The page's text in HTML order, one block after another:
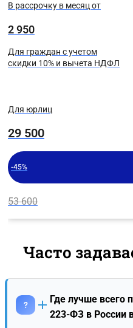
В рассрочку в месяц от
2 950
Для граждан с учетом
скидки 10% и вычета НДФЛ
Для юрлиц
29 500
-45%
53 600
Часто
?
Где лучше всего
223-ФЗ в России